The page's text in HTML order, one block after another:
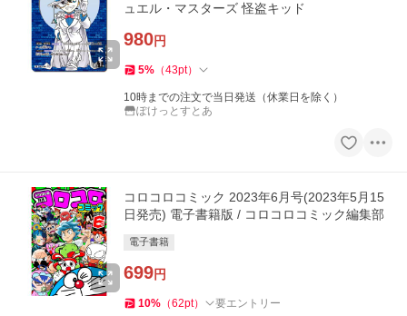
ュエル・マスターズ 怪盗キッド
980円
5% （43pt）
10時までの注文で当日発送（休業日を除く）
ぽけっとすとあ
コロコロコミック 2023年6月号(2023年5月15
日発売) 電子書籍版 / コロコロコミック編集部
電子書籍
699円
10% （62pt） 要エントリー